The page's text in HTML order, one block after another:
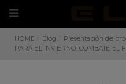
HOME Blog Presentación de
PARA EL INVIERNO: COMBATE EL